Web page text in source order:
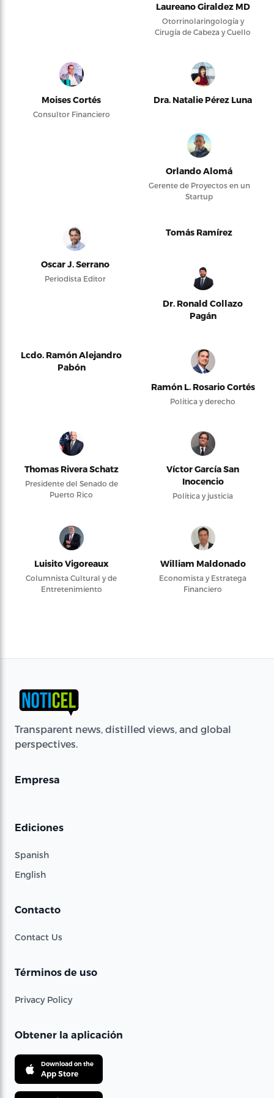
Laureano Giraldez MD
Otorrinolaringología y
Cirugía de Cabeza y Cuello
Moises Cortés
Consultor Financiero
Dra. Natalie Pérez Luna
Orlando Alomá
Gerente de Proyectos en un
Startup
Oscar J. Serrano
Periodista Editor
Tomás Ramírez
Dr. Ronald Collazo
Pagán
Lcdo. Ramón Alejandro
Pabón
Ramón L. Rosario Cortés
Política y derecho
Thomas Rivera Schatz
Presidente del Senado de
Puerto Rico
Víctor García San
Inocencio
Política y justicia
Luisito Vigoreaux
Columnista Cultural y de
Entretenimiento
William Maldonado
Economista y Estratega
Financiero
Transparent news, distilled views, and global
perspectives.
Empresa
Ediciones
Spanish
English
Contacto
Contact Us
Términos de uso
Privacy Policy
Obtener la aplicación
Download on the
App Store